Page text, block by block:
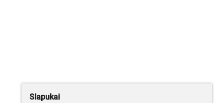
Slapukai